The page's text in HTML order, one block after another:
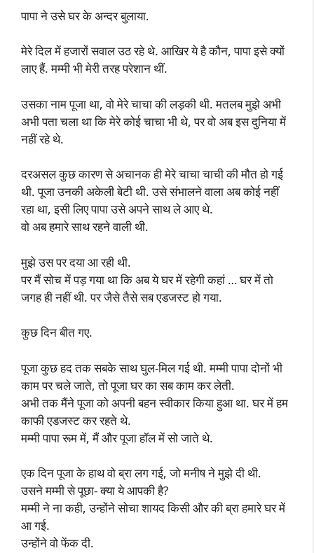
पापा ने उसे घर के अन्दर बुलाया.
मेरे दिल में हजारों सवाल उठ रहे थे. आखिर ये है कौन, पापा इसे क्यों
लाए हैं. मम्मी भी मेरी तरह परेशान थीं.
उसका नाम पूजा था, वो मेरे चाचा की लड़की थी. मतलब मुझे अभी
अभी पता चला था कि मेरे कोई चाचा भी थे, पर वो अब इस दुनिया में
नहीं रहे थे.
दरअसल कुछ कारण से अचानक ही मेरे चाचा चाची की मौत हो गई
थी. पूजा उनकी अकेली बेटी थी. उसे संभालने वाला अब कोई नहीं
रहा था, इसी लिए पापा उसे अपने साथ ले आए थे.
वो अब हमारे साथ रहने वाली थी.
मुझे उस पर दया आ रही थी.
पर मैं सोच में पड़ गया था कि अब ये घर में रहेगी कहां … घर में तो
जगह ही नहीं थी. पर जैसे तैसे सब एडजस्ट हो गया.
कुछ दिन बीत गए.
पूजा कुछ हद तक सबके साथ घुल-मिल गई थी. मम्मी पापा दोनों भी
काम पर चले जाते, तो पूजा घर का सब काम कर लेती.
अभी तक मैंने पूजा को अपनी बहन स्वीकार किया हुआ था. घर में हम
काफी एडजस्ट कर रहते थे.
मम्मी पापा रूम में, मैं और पूजा हॉल में सो जाते थे.
एक दिन पूजा के हाथ वो ब्रा लग गई, जो मनीष ने मुझे दी थी.
उसने मम्मी से पूछा- क्या ये आपकी है?
मम्मी ने ना कही, उन्होंने सोचा शायद किसी और की ब्रा हमारे घर में
आ गई.
उन्होंने वो फेंक दी.